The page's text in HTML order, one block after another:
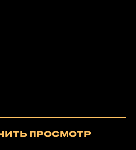
ПРОСМОТР